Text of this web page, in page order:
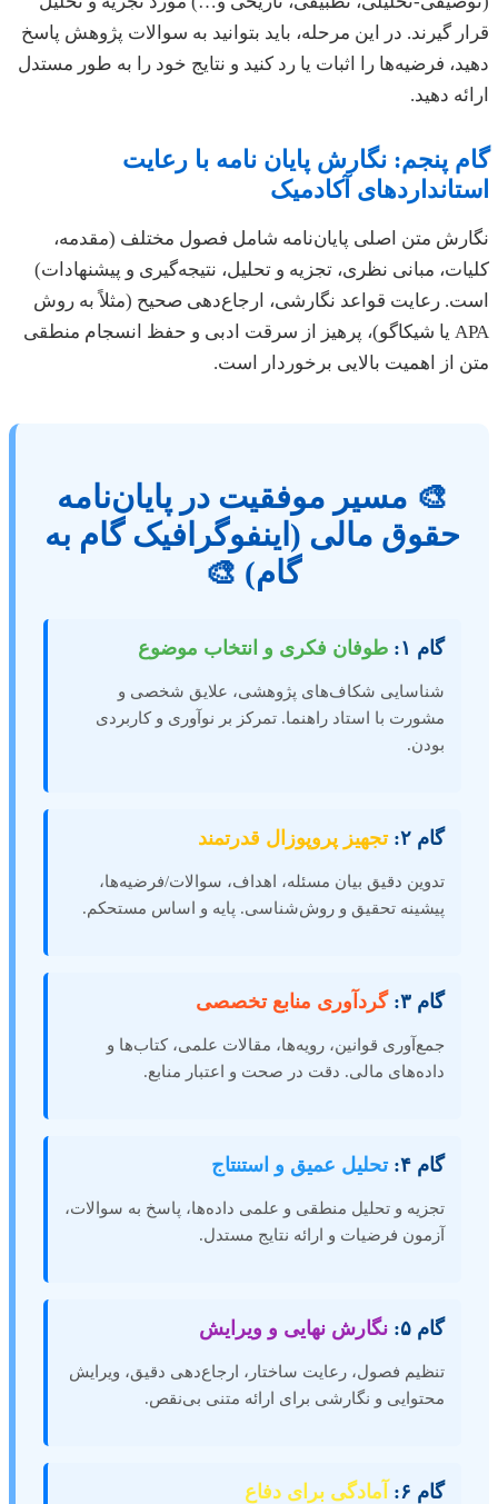
قرار گیرند. در این مرحله، باید بتوانید به سوالات پژوهش پاسخ
دهید، فرضیه‌ها را اثبات یا رد کنید و نتایج خود را به طور مستدل
ارائه دهید.
گام پنجم: نگارش پایان نامه با رعایت
استانداردهای آکادمیک
نگارش متن اصلی پایان‌نامه شامل فصول مختلف (مقدمه،
کلیات، مبانی نظری، تجزیه و تحلیل، نتیجه‌گیری و پیشنهادات)
است. رعایت قواعد نگارشی، ارجاع‌دهی صحیح (مثلاً به روش
APA یا شیکاگو)، پرهیز از سرقت ادبی و حفظ انسجام منطقی
متن از اهمیت بالایی برخوردار است.
🎨 مسیر موفقیت در پایان‌نامه
حقوق مالی (اینفوگرافیک گام به
گام) 🎨
گام ۱: طوفان فکری و انتخاب موضوع
شناسایی شکاف‌های پژوهشی، علایق شخصی و
مشورت با استاد راهنما. تمرکز بر نوآوری و کاربردی
بودن.
گام ۲: تجهیز پروپوزال قدرتمند
تدوین دقیق بیان مسئله، اهداف، سوالات/فرضیه‌ها،
پیشینه تحقیق و روش‌شناسی. پایه و اساس مستحکم.
گام ۳: گردآوری منابع تخصصی
جمع‌آوری قوانین، رویه‌ها، مقالات علمی، کتاب‌ها و
داده‌های مالی. دقت در صحت و اعتبار منابع.
گام ۴: تحلیل عمیق و استنتاج
تجزیه و تحلیل منطقی و علمی داده‌ها، پاسخ به سوالات،
آزمون فرضیات و ارائه نتایج مستدل.
گام ۵: نگارش نهایی و ویرایش
تنظیم فصول، رعایت ساختار، ارجاع‌دهی دقیق، ویرایش
محتوایی و نگارشی برای ارائه متنی بی‌نقص.
گام ۶: آمادگی برای دفاع